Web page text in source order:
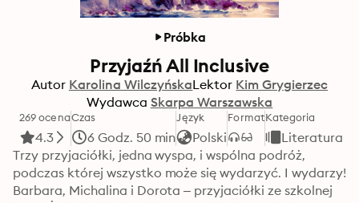
Próbka
Przyjaźń All Inclusive
Autor Karolina WilczyńskaLektor Kim Grygierzec
Wydawca Skarpa Warszawska
269 ocena
4.3
Czas
6 Godz. 50 min
Język
Polski
FormatKategoria
Literatura
Trzy przyjaciółki, jedna wyspa, i wspólna podróż,
podczas której wszystko może się wydarzyć. I wydarzy!
Barbara, Michalina i Dorota – przyjaciółki ze szkolnej